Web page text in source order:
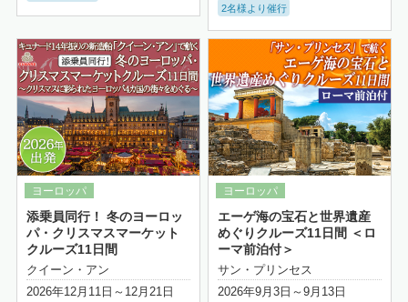
2名様より催行
添乗員同行！ 冬のヨーロッ
パ・クリスマスマーケット
クルーズ11日間
クイーン・アン
2026年12月11日～12月21日
エーゲ海の宝石と世界遺産
めぐりクルーズ11日間 ＜ロ
ーマ前泊付＞
サン・プリンセス
2026年9月3日～9月13日
詳細はこちら